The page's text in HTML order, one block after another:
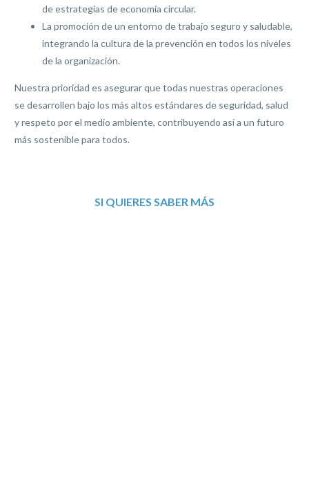
de estrategias de economía circular.
La promoción de un entorno de trabajo seguro y saludable,
integrando la cultura de la prevención en todos los niveles
de la organización.
Nuestra prioridad es asegurar que todas nuestras operaciones
se desarrollen bajo los más altos estándares de seguridad, salud
y respeto por el medio ambiente, contribuyendo así a un futuro
más sostenible para todos.
SI QUIERES SABER MÁS